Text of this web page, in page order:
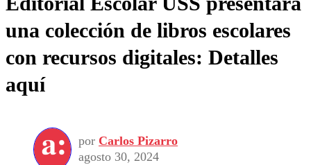
una colección de libros escolares
con recursos digitales: Detalles
aquí
por Carlos Pizarro
agosto 30, 2024